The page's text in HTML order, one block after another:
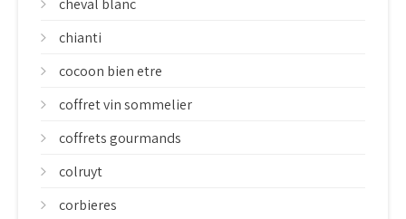
cheval blanc
chianti
cocoon bien etre
coffret vin sommelier
coffrets gourmands
colruyt
corbieres